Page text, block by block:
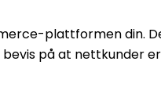
plattformen din.
bevis på at nettkunder